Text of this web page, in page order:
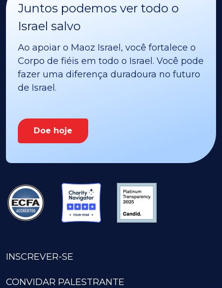
Juntos podemos ver todo o
Israel salvo
Ao apoiar o Maoz Israel, você fortalece o
Corpo de fiéis em todo o Israel. Você pode
fazer uma diferença duradoura no futuro
de Israel.
Doe hoje
INSCREVER-SE
CONVIDAR PALESTRANTE